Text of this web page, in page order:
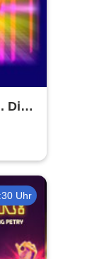
Die
Uhr